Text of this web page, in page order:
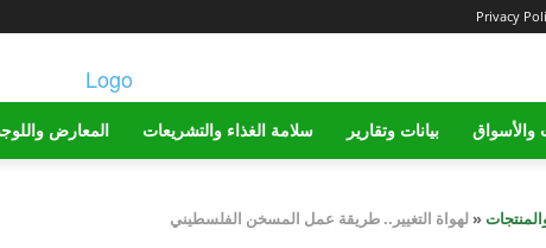
Privacy
والأسواق بيانات وتقارير سلامة الغذاء والتشريعات المعارض
«لهواة التغيير.. طريقة عمل المسخن الفلسطيني